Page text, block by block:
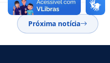
Próxima notícia